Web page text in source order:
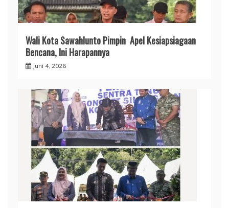
Wali Kota Sawahlunto Pimpin Apel Kesiapsiagaan
Bencana, Ini Harapannya
Juni 4, 2026